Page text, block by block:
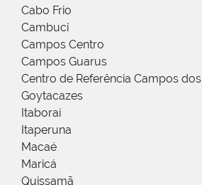
Cabo Frio
Cambuci
Campos Centro
Campos Guarus
Centro de Referência Campos dos
Goytacazes
Itaboraí
Itaperuna
Macaé
Maricá
Quissamã